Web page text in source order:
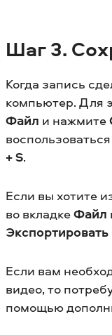
Шаг3.
Когда запись
компьютер. Для
Файл и нажмите
+ S.
Если вы хотите
во вкладкеФайл
Экспортировать
Если вам
видео, то
помощью